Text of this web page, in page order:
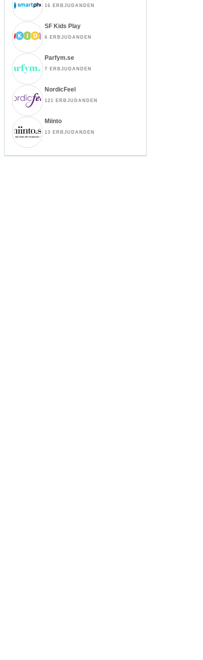
16 ERBJUDANDEN
SF Kids Play
6 ERBJUDANDEN
Parfym.se
7 ERBJUDANDEN
NordicFeel
121 ERBJUDANDEN
Miinto
13 ERBJUDANDEN